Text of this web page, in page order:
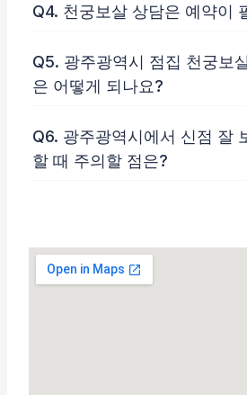
Q4. 천궁보살 상담은 예약이
Q5. 광주광역시 점집 천궁보
은 어떻게 되나요?
Q6. 광주광역시에서 신점 잘
할 때 주의할 점은?